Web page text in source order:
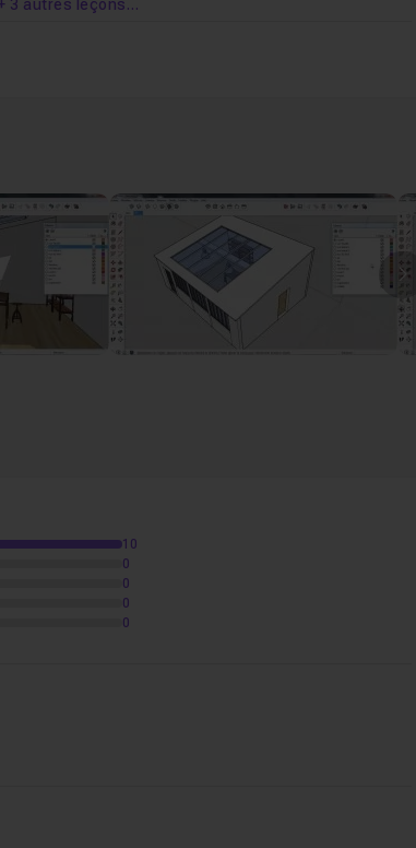
3 autres leçons…
10
0
0
0
0